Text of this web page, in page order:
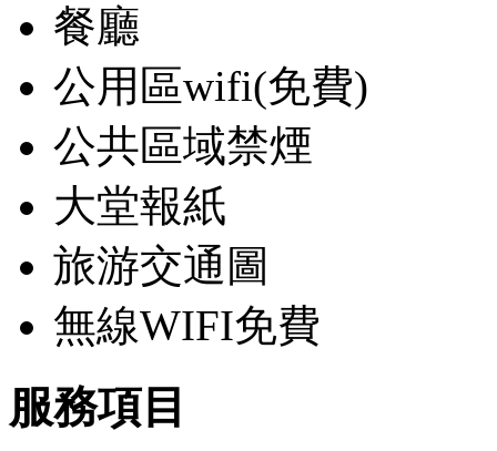
餐廳
公用區wifi(免費)
公共區域禁煙
大堂報紙
旅游交通圖
無線WIFI免費
服務項目